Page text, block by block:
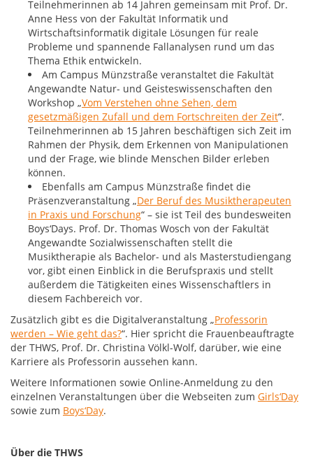
Teilnehmerinnen ab 14 Jahren gemeinsam mit Prof. Dr.
Anne Hess von der Fakultät Informatik und
Wirtschaftsinformatik digitale Lösungen für reale
Probleme und spannende Fallanalysen rund um das
Thema Ethik entwickeln.
Am Campus Münzstraße veranstaltet die Fakultät
Angewandte Natur- und Geisteswissenschaften den
Workshop „Vom Verstehen ohne Sehen, dem
gesetzmäßigen Zufall und dem Fortschreiten der Zeit“.
Teilnehmerinnen ab 15 Jahren beschäftigen sich Zeit im
Rahmen der Physik, dem Erkennen von Manipulationen
und der Frage, wie blinde Menschen Bilder erleben
können.
Ebenfalls am Campus Münzstraße findet die
Präsenzveranstaltung „Der Beruf des Musiktherapeuten
in Praxis und Forschung“ – sie ist Teil des bundesweiten
Boys‘Days. Prof. Dr. Thomas Wosch von der Fakultät
Angewandte Sozialwissenschaften stellt die
Musiktherapie als Bachelor- und als Masterstudiengang
vor, gibt einen Einblick in die Berufspraxis und stellt
außerdem die Tätigkeiten eines Wissenschaftlers in
diesem Fachbereich vor.
Zusätzlich gibt es die Digitalveranstaltung „Professorin
werden – Wie geht das?“. Hier spricht die Frauenbeauftragte
der THWS, Prof. Dr. Christina Völkl-Wolf, darüber, wie eine
Karriere als Professorin aussehen kann.
Weitere Informationen sowie Online-Anmeldung zu den
einzelnen Veranstaltungen über die Webseiten zum Girls‘Day
sowie zum Boys‘Day.
Über die THWS